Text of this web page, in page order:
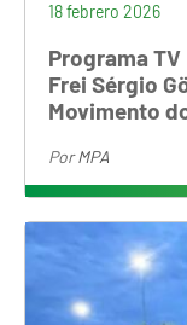
Na terça-
parceria com
conduzido
inteiramente
18 febrero 2026
Programa
Frei Sérgio
Movimento
PorMPA